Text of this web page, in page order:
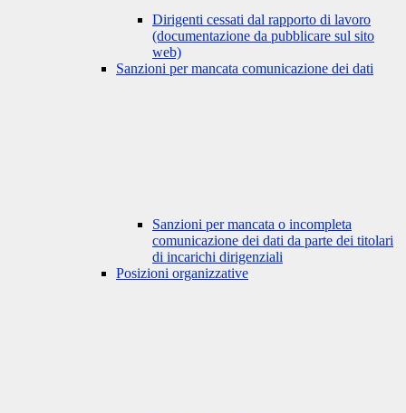
Dirigenti cessati dal rapporto di lavoro
(documentazione da pubblicare sul sito
web)
Sanzioni per mancata comunicazione dei dati
Sanzioni per mancata o incompleta
comunicazione dei dati da parte dei titolari
di incarichi dirigenziali
Posizioni organizzative